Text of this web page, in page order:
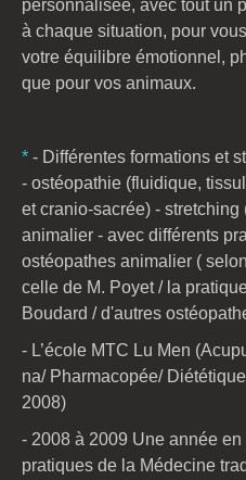
personnalisée, avec tout un
à chaque situation, pour
votre équilibre émotionnel,
que pour vos animaux.
* - Différentes formations et
- ostéopathie (fluidique,
et cranio-sacrée) -
animalier - avec différents
ostéopathes animalier (
celle de M. Poyet / la
Boudard / d'autres
- L’école MTC Lu Men
na/ Pharmacopée/
2008)
- 2008 à 2009 Une année
pratiques de la Médecine